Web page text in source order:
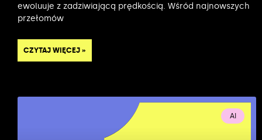
ewoluuje z zadziwiającą prędkością. Wśród najnowszych
przełomów
CZYTAJ WIĘCEJ »
AI